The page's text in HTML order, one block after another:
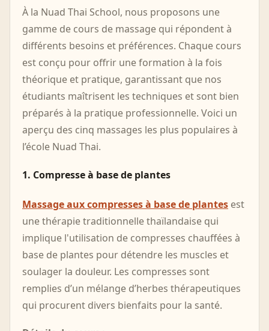
À la Nuad Thai School, nous proposons une
gamme de cours de massage qui répondent à
différents besoins et préférences. Chaque cours
est conçu pour offrir une formation à la fois
théorique et pratique, garantissant que nos
étudiants maîtrisent les techniques et sont bien
préparés à la pratique professionnelle. Voici un
aperçu des cinq massages les plus populaires à
l’école Nuad Thai.
1. Compresse à base de plantes
Massage aux compresses à base de plantes est
une thérapie traditionnelle thaïlandaise qui
implique l'utilisation de compresses chauffées à
base de plantes pour détendre les muscles et
soulager la douleur. Les compresses sont
remplies d’un mélange d’herbes thérapeutiques
qui procurent divers bienfaits pour la santé.